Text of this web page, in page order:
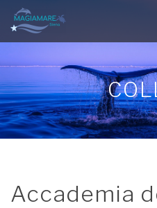
Accademia